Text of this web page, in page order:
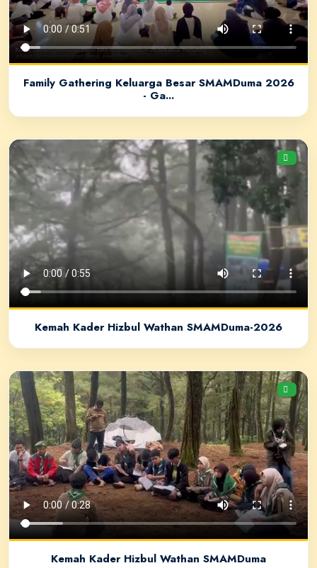
Family Gathering Keluarga Besar SMAMDuma 2026
- Ga...
Kemah Kader Hizbul Wathan SMAMDuma-2026
Kemah Kader Hizbul Wathan SMAMDuma